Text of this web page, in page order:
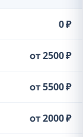
0 ₽
от 2500 ₽
от 5500 ₽
от 2000 ₽